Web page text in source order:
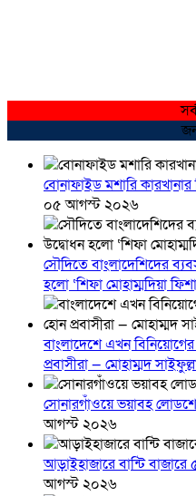
বোনাফাইড মশারি
০৫ আগস্ট ২০২৬
সৌদিতে বাংলাদেশিদের
হলো ‘শিফা মোহাম্মদিয়া
বাংলাদেশে এখন
প্রবাসীরা — মোহাম্মদ
সোনারগাঁওয়ে ভয়াবহ
আগস্ট ২০২৬
আড়াইহাজারে বান্টি বাজারে
আগস্ট ২০২৬